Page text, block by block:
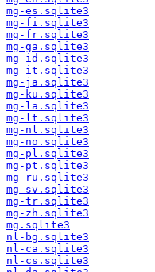
mg-es.sqlite3
mg-fi.sqlite3
mg-fr.sqlite3
mg-ga.sqlite3
mg-id.sqlite3
mg-it.sqlite3
mg-ja.sqlite3
mg-ku.sqlite3
mg-la.sqlite3
mg-lt.sqlite3
mg-nl.sqlite3
mg-no.sqlite3
mg-pl.sqlite3
mg-pt.sqlite3
mg-ru.sqlite3
mg-sv.sqlite3
mg-tr.sqlite3
mg-zh.sqlite3
mg.sqlite3
nl-bg.sqlite3
nl-ca.sqlite3
nl-cs.sqlite3